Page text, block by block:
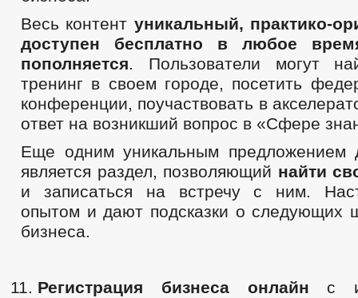
Весь контент уникальный, практико-
доступен бесплатно в любое
пополняется. Пользователи могут
тренинг в своем городе, посетить
конференции, поучаствовать в
ответ на возникший вопрос в «Сфере
Еще одним уникальным предложением
является раздел, позволяющий найти
и записаться на встречу с ним.
опытом и дают подсказки о следующих
бизнеса.
Регистрация бизнеса онлайн с